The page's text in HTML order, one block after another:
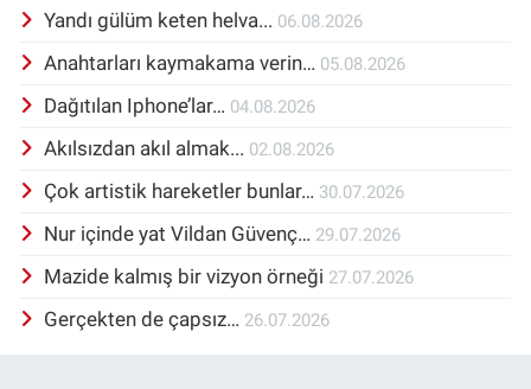
Yandı gülüm keten helva... 06.08.2026
Anahtarları kaymakama verin… 05.08.2026
Dağıtılan Iphone’lar… 04.08.2026
Akılsızdan akıl almak... 02.08.2026
Çok artistik hareketler bunlar… 30.07.2026
Nur içinde yat Vildan Güvenç… 29.07.2026
Mazide kalmış bir vizyon örneği 27.07.2026
Gerçekten de çapsız… 26.07.2026